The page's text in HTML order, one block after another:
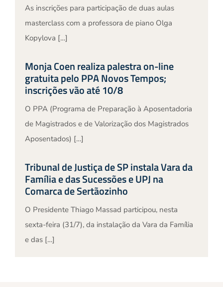
As inscrições para participação de duas aulas
masterclass com a professora de piano Olga
Kopylova […]
Monja Coen realiza palestra on-line
gratuita pelo PPA Novos Tempos;
inscrições vão até 10/8
O PPA (Programa de Preparação à Aposentadoria
de Magistrados e de Valorização dos Magistrados
Aposentados) […]
Tribunal de Justiça de SP instala Vara da
Família e das Sucessões e UPJ na
Comarca de Sertãozinho
O Presidente Thiago Massad participou, nesta
sexta-feira (31/7), da instalação da Vara da Família
e das […]